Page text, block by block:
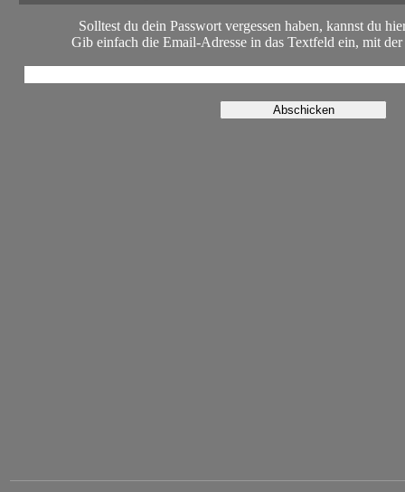
Solltest du dein Passwort vergessen haben, kannst du
Gib einfach die Email-Adresse in das Textfeld ein, mit